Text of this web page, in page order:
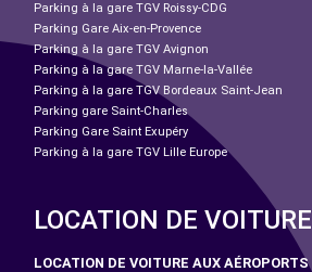
Parking à la gare TGV Roissy-CDG
Parking Gare Aix-en-Provence
Parking à la gare TGV Avignon
Parking à la gare TGV Marne-la-Vallée
Parking à la gare TGV Bordeaux Saint-Jean
Parking gare Saint-Charles
Parking Gare Saint Exupéry
Parking à la gare TGV Lille Europe
LOCATION DE VOITURE
LOCATION DE VOITURE AUX AÉROPORTS